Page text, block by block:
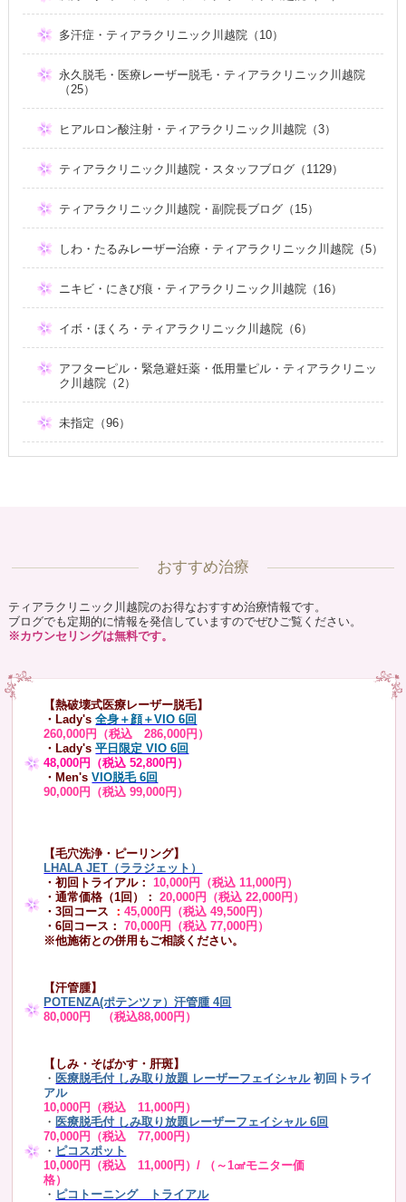
多汗症・ティアラクリニック川越院（10）
永久脱毛・医療レーザー脱毛・ティアラクリニック川越院
（25）
ヒアルロン酸注射・ティアラクリニック川越院（3）
ティアラクリニック川越院・スタッフブログ（1129）
ティアラクリニック川越院・副院長ブログ（15）
しわ・たるみレーザー治療・ティアラクリニック川越院（5）
ニキビ・にきび痕・ティアラクリニック川越院（16）
イボ・ほくろ・ティアラクリニック川越院（6）
アフターピル・緊急避妊薬・低用量ピル・ティアラクリニッ
ク川越院（2）
未指定（96）
おすすめ治療
ティアラクリニック川越院のお得なおすすめ治療情報です。
ブログでも定期的に情報を発信していますのでぜひご覧ください。
※カウンセリングは無料です。
【熱破壊式医療レーザー脱毛】
・Lady's 全身＋顔＋VIO 6回
260,000円（税込 286,000円）
・Lady's平日限定 VIO 6回
48,000円（税込 52,800円）
・Men's VIO脱毛 6回
90,000円（税込 99,000円）
【毛穴洗浄・ピーリング】
LHALA JET（ララジェット）
・初回トライアル：10,000円（税込 11,000円）
・通常価格（1回）：
20,000円（税込 22,000円）
・3回コース ：45,000円（税込 49,500円）
・6回コース：
70,000円（税込 77,000円）
※他施術との併用もご相談ください。
【汗管腫】
POTENZA(ポテンツァ）汗管腫 4回
80,000円 （税込88,000円）
【しみ・そばかす・肝斑】
・ 医療脱毛付 しみ取り放題 レーザーフェイシャル 初回トライ
アル
10,000円（税込 11,000円）
・ 医療脱毛付 しみ取り放題レーザーフェイシャル 6回
70,000円（税込 77,000円）
・ ピコスポット
10,000円（税込 11,000円）/ （～1㎠モニター価
格）
・ ピコトーニング トライアル